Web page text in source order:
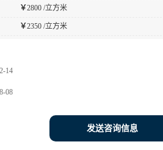
￥2800 /立方米
￥2350 /立方米
14
08
发送咨询信息